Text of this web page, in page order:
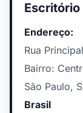
Endereço:
Rua
Bairro:
São Paulo,
Brasil